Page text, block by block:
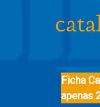
Ficha
apenas